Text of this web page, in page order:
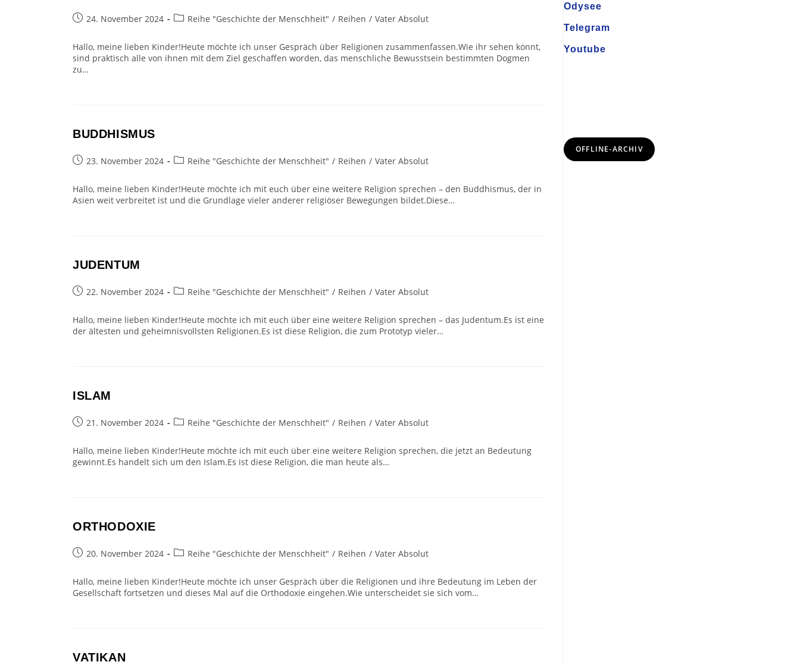
Beitrag24. November 2024
Beitrags-
Reihe "Geschichte der Menschheit" / Reihen / Vater Absolut
Hallo, meine lieben Kinder!Heute möchte ich unser Gespräch über Religionen zusammenfassen.Wie ihr sehen könnt,
sind praktisch alle von ihnen mit dem Ziel geschaffen worden, das menschliche Bewusstsein bestimmten Dogmen
zu…
BUDDHISMUS
Beitrag23. November 2024
Beitrags-
Reihe "Geschichte der Menschheit" / Reihen / Vater Absolut
Hallo, meine lieben Kinder!Heute möchte ich mit euch über eine weitere Religion sprechen – den Buddhismus, der in
Asien weit verbreitet ist und die Grundlage vieler anderer religiöser Bewegungen bildet.Diese…
JUDENTUM
Beitrag22. November 2024
Beitrags-
Reihe "Geschichte der Menschheit" / Reihen / Vater Absolut
Hallo, meine lieben Kinder!Heute möchte ich mit euch über eine weitere Religion sprechen – das Judentum.Es ist eine
der ältesten und geheimnisvollsten Religionen.Es ist diese Religion, die zum Prototyp vieler…
ISLAM
Beitrag21. November 2024
Beitrags-
Reihe "Geschichte der Menschheit" / Reihen / Vater Absolut
Hallo, meine lieben Kinder!Heute möchte ich mit euch über eine weitere Religion sprechen, die jetzt an Bedeutung
gewinnt.Es handelt sich um den Islam.Es ist diese Religion, die man heute als…
ORTHODOXIE
Beitrag20. November 2024
Beitrags-
Reihe "Geschichte der Menschheit" / Reihen / Vater Absolut
Hallo, meine lieben Kinder!Heute möchte ich unser Gespräch über die Religionen und ihre Bedeutung im Leben der
Gesellschaft fortsetzen und dieses Mal auf die Orthodoxie eingehen.Wie unterscheidet sie sich vom…
VATIKAN
Odysee
Telegram
Youtube
OFFLINE-ARCHIV